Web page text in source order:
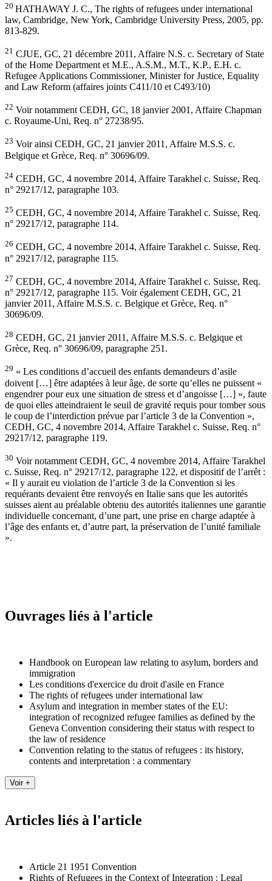
20 HATHAWAY J. C., The rights of refugees under international
law, Cambridge, New York, Cambridge University Press, 2005, pp.
813-829.
21 CJUE, GC, 21 décembre 2011, Affaire N.S. c. Secretary of State
of the Home Department et M.E., A.S.M., M.T., K.P., E.H. c.
Refugee Applications Commissioner, Minister for Justice, Equality
and Law Reform (affaires joints C411/10 et C493/10)
22 Voir notamment CEDH, GC, 18 janvier 2001, Affaire Chapman
c. Royaume-Uni, Req. n° 27238/95.
23 Voir ainsi CEDH, GC, 21 janvier 2011, Affaire M.S.S. c.
Belgique et Grèce, Req. n° 30696/09.
24 CEDH, GC, 4 novembre 2014, Affaire Tarakhel c. Suisse, Req.
n° 29217/12, paragraphe 103.
25 CEDH, GC, 4 novembre 2014, Affaire Tarakhel c. Suisse, Req.
n° 29217/12, paragraphe 114.
26 CEDH, GC, 4 novembre 2014, Affaire Tarakhel c. Suisse, Req.
n° 29217/12, paragraphe 115.
27 CEDH, GC, 4 novembre 2014, Affaire Tarakhel c. Suisse, Req.
n° 29217/12, paragraphe 115. Voir également CEDH, GC, 21
janvier 2011, Affaire M.S.S. c. Belgique et Grèce, Req. n°
30696/09.
28 CEDH, GC, 21 janvier 2011, Affaire M.S.S. c. Belgique et
Grèce, Req. n° 30696/09, paragraphe 251.
29 « Les conditions d’accueil des enfants demandeurs d’asile
doivent […] être adaptées à leur âge, de sorte qu’elles ne puissent «
engendrer pour eux une situation de stress et d’angoisse […] », faute
de quoi elles atteindraient le seuil de gravité requis pour tomber sous
le coup de l’interdiction prévue par l’article 3 de la Convention »,
CEDH, GC, 4 novembre 2014, Affaire Tarakhel c. Suisse, Req. n°
29217/12, paragraphe 119.
30 Voir notamment CEDH, GC, 4 novembre 2014, Affaire Tarakhel
c. Suisse, Req. n° 29217/12, paragraphe 122, et dispositif de l’arrêt :
« Il y aurait eu violation de l’article 3 de la Convention si les
requérants devaient être renvoyés en Italie sans que les autorités
suisses aient au préalable obtenu des autorités italiennes une garantie
individuelle concernant, d’une part, une prise en charge adaptée à
l’âge des enfants et, d’autre part, la préservation de l’unité familiale
».
Ouvrages liés à l'article
Handbook on European law relating to asylum, borders and
immigration
Les conditions d'exercice du droit d'asile en France
The rights of refugees under international law
Asylum and integration in member states of the EU:
integration of recognized refugee families as defined by the
Geneva Convention considering their status with respect to
the law of residence
Convention relating to the status of refugees : its history,
contents and interpretation : a commentary
Articles liés à l'article
Article 21 1951 Convention
Rights of Refugees in the Context of Integration : Legal